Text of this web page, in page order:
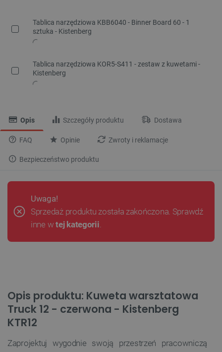
Tablica narzędziowa KBB6040 - Binner Board 60 - 1
sztuka - Kistenberg
Tablica narzędziowa KOR5-S411 - zestaw z kuwetami -
Kistenberg
Opis Szczegóły produktu Dostawa
FAQ Opinie Zwroty i reklamacje
Bezpieczeństwo produktu
Uwaga!
Sprzedaż produktu została zakończona. Sprawdź
inne wtej kategorii.
Opis produktu: Kuweta warsztatowa
Truck 12 - czerwona - Kistenberg
KTR12
Zaprojektuj wygodnie swoją przestrzeń pracowniczą